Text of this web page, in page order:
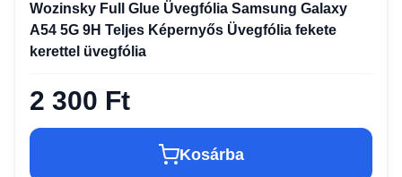
Wozinsky Full Glue Üvegfólia Samsung Galaxy
A54 5G 9H Teljes Képernyős Üvegfólia fekete
kerettel üvegfólia
2 300 Ft
Kosárba